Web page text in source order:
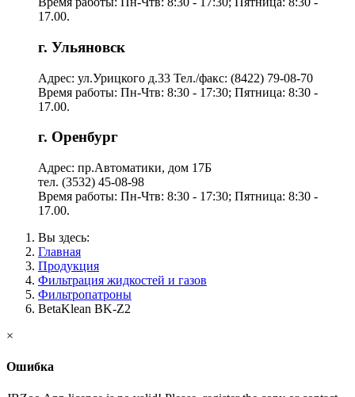
17.00.
г. Ульяновск
Адрес: ул.Урицкого д.33 Тел./факс: (8422) 79-08-70
Время работы: Пн-Чтв: 8:30 - 17:30; Пятница: 8:30 -
17.00.
г. Оренбург
Адрес: пр.Автоматики, дом 17Б
тел. (3532) 45-08-98
Время работы: Пн-Чтв: 8:30 - 17:30; Пятница: 8:30 -
17.00.
Вы здесь:
Главная
Продукция
Фильтрация жидкостей и газов
Фильтропатроны
BetaKlean BK-Z2
×
Ошибка